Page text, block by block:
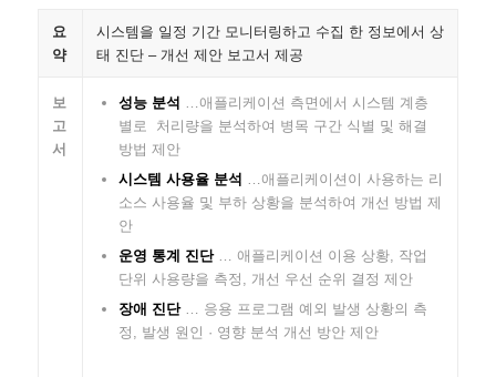
요
약
시스템을 일정 기간 모니터링하고 수집 한 정보에서 상
태 진단 – 개선 제안 보고서 제공
보
고
서
성능 분석 …애플리케이션 측면에서 시스템 계층
별로 처리량을 분석하여 병목 구간 식별 및 해결
방법 제안
시스템 사용율 분석 …애플리케이션이 사용하는 리
소스 사용율 및 부하 상황을 분석하여 개선 방법 제
안
운영 통계 진단… 애플리케이션 이용 상황, 작업
단위 사용량을 측정, 개선 우선 순위 결정 제안
장애 진단… 응용 프로그램 예외 발생 상황의 측
정, 발생 원인 · 영향 분석 개선 방안 제안